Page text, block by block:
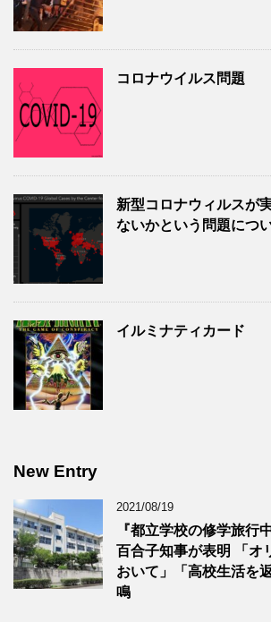
コロナウイルス問題
新型コロナウィルスが
ないかという問題につ
イルミナティカード
New Entry
2021/08/19
『都立学校の修学旅行
百合子知事が表明 「オ
おいて」「高校生活を
鳴